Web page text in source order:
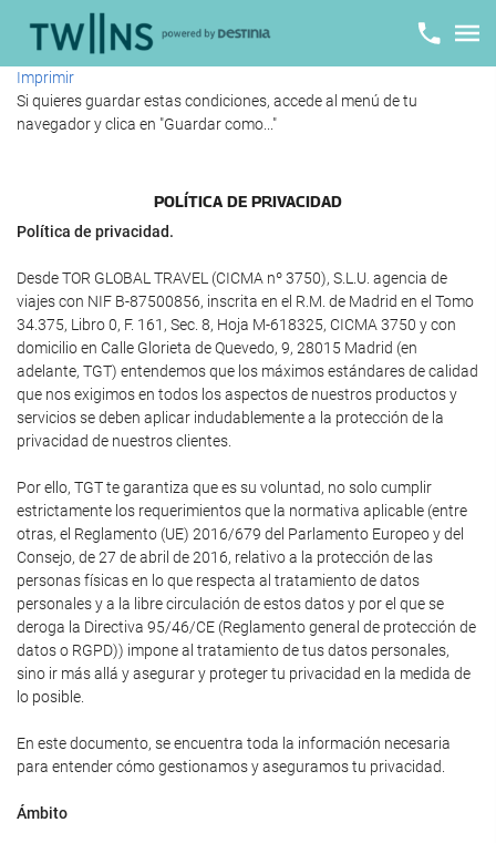
Imprimir
Si quieres guardar estas condiciones, accede al menú de tu
navegador y clica en "Guardar como..."
POLÍ­TICA DE PRIVACIDAD
Política de privacidad.
Desde TOR GLOBAL TRAVEL (CICMA nº 3750), S.L.U. agencia de
viajes con NIF B-87500856, inscrita en el R.M. de Madrid en el Tomo
34.375, Libro 0, F. 161, Sec. 8, Hoja M-618325, CICMA 3750 y con
domicilio en Calle Glorieta de Quevedo, 9, 28015 Madrid (en
adelante, TGT) entendemos que los máximos estándares de calidad
que nos exigimos en todos los aspectos de nuestros productos y
servicios se deben aplicar indudablemente a la protección de la
privacidad de nuestros clientes.
Por ello, TGT te garantiza que es su voluntad, no solo cumplir
estrictamente los requerimientos que la normativa aplicable (entre
otras, el Reglamento (UE) 2016/679 del Parlamento Europeo y del
Consejo, de 27 de abril de 2016, relativo a la protección de las
personas físicas en lo que respecta al tratamiento de datos
personales y a la libre circulación de estos datos y por el que se
deroga la Directiva 95/46/CE (Reglamento general de protección de
datos o RGPD)) impone al tratamiento de tus datos personales,
sino ir más allá y asegurar y proteger tu privacidad en la medida de
lo posible.
En este documento, se encuentra toda la información necesaria
para entender cómo gestionamos y aseguramos tu privacidad.
Ámbito